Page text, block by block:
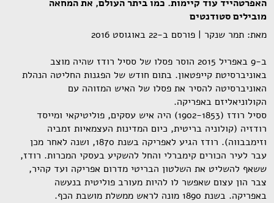
האפרטהייד עוד קיימות. כמו ביתר העולם, את המחאה
מובילים סטודנטים
מאת: תמר שנקר | פורסם ב-22 באוגוסט 2016
ב-9 באפריל 2015 הוסר פסלו של ססיל רודז שהיה מוצב
באוניברסיטת קייפטאון. בתום חודש של הפגנות החליטה הנהלת
האוניברסיטה להסיר את פסלו של האיש המזוהה עם
הקולוניאליזם באפריקה.
ססיל רודז (1902-1853) היה איש עסקים, פוליטיקאי ומייסד
רודזיה (קולוניה בריטית, כיום המדינות העצמאיות זמביה
וזימבבווה). רודז הגיע לאפריקה בשנת 1870, ושנה לאחר מכן
עבר לעיר הכורים קימברלי והחל להשקיע בעסקי המכרות. רודז,
ששאף להשליט את השלטון הבריטי מדרום אפריקה ועד קהיר,
צבר הון עצום שאפשר לו להיות מעורב פוליטית בנעשה
באפריקה. בשנת 1890 מונה לראש ממשלת מושבת הכף.